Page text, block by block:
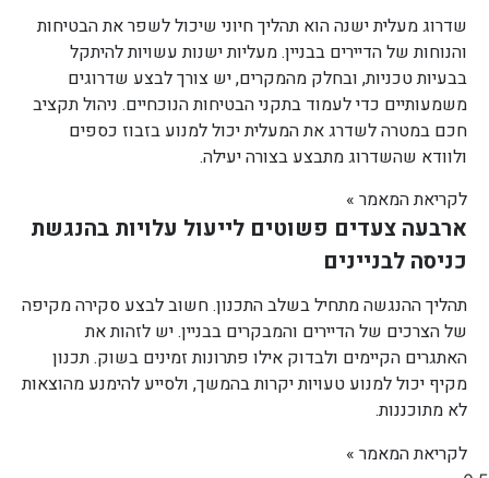
שדרוג מעלית ישנה הוא תהליך חיוני שיכול לשפר את הבטיחות
והנוחות של הדיירים בבניין. מעליות ישנות עשויות להיתקל
בבעיות טכניות, ובחלק מהמקרים, יש צורך לבצע שדרוגים
משמעותיים כדי לעמוד בתקני הבטיחות הנוכחיים. ניהול תקציב
חכם במטרה לשדרג את המעלית יכול למנוע בזבוז כספים
ולוודא שהשדרוג מתבצע בצורה יעילה.
לקריאת המאמר »
ארבעה צעדים פשוטים לייעול עלויות בהנגשת
כניסה לבניינים
תהליך ההנגשה מתחיל בשלב התכנון. חשוב לבצע סקירה מקיפה
של הצרכים של הדיירים והמבקרים בבניין. יש לזהות את
האתגרים הקיימים ולבדוק אילו פתרונות זמינים בשוק. תכנון
מקיף יכול למנוע טעויות יקרות בהמשך, ולסייע להימנע מהוצאות
לא מתוכננות.
לקריאת המאמר »